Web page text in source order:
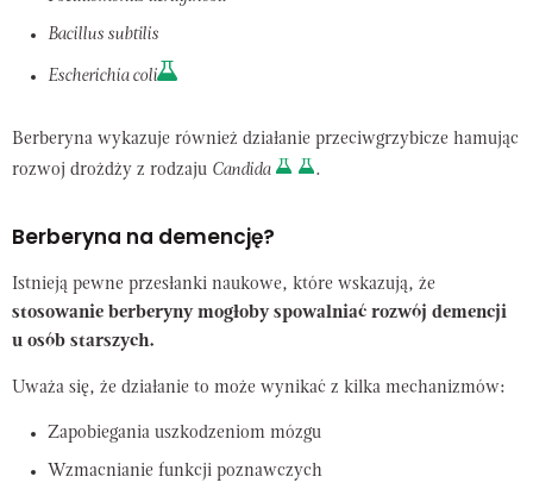
Bacillus subtilis
Escherichia coli
Berberyna wykazuje również działanie przeciwgrzybicze hamując
rozwoj drożdży z rodzaju Candida .
Berberyna na demencję?
Istnieją pewne przesłanki naukowe, które wskazują, że
stosowanie berberyny mogłoby spowalniać rozwój demencji
u osób starszych.
Uważa się, że działanie to może wynikać z kilka mechanizmów:
Zapobiegania uszkodzeniom mózgu
Wzmacnianie funkcji poznawczych